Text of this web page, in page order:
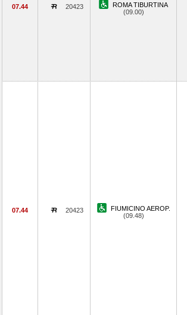
07.44 20423
ROMA TIBURTINA
(09.00)
07.44 20423
FIUMICINO AEROP.
(09.48)